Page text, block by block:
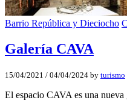
Barrio República y Dieciocho
Galerí­a CAVA
15/04/2021 / 04/04/2024 by turismo
El espacio CAVA es una